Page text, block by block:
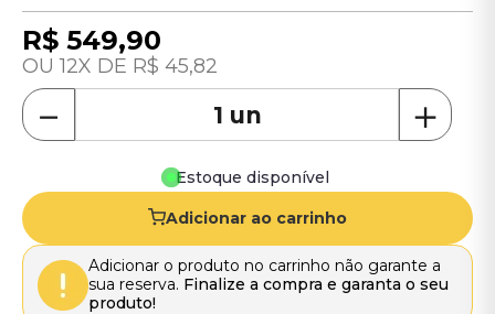
R$ 549,90
12 R$ 45,82
＋
－
Estoque disponível
Adicionar ao carrinho
Adicionar o produto no carrinho não garante a
sua reserva. Finalize a compra e garanta o seu
produto!